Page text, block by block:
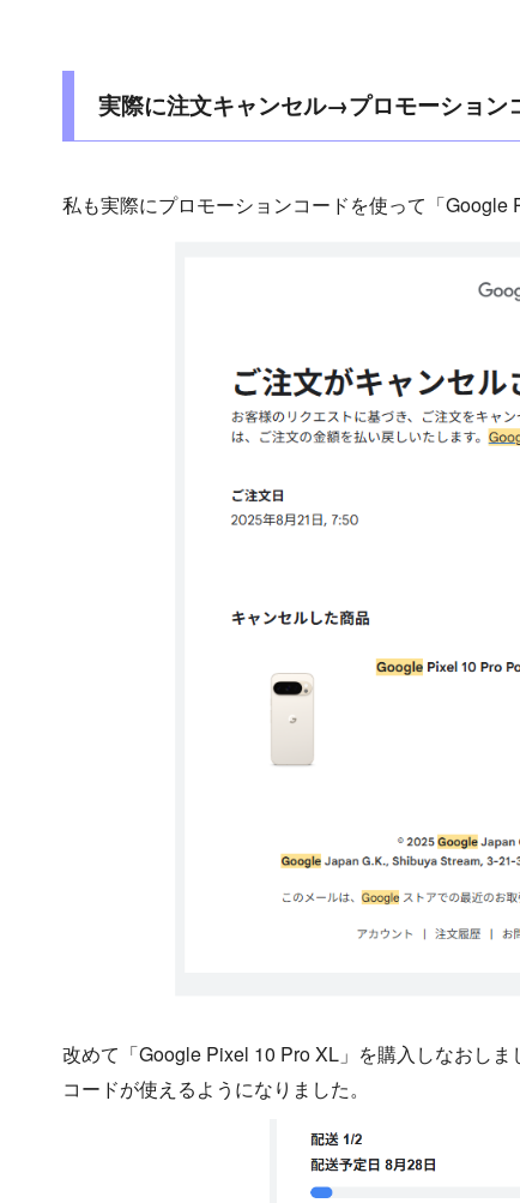
実際に注文キャンセル→プロモーション
私も実際にプロモーションコードを使って「Google
改めて「Google Pixel 10 Pro XL」を購入しなおし
コードが使えるようになりました。